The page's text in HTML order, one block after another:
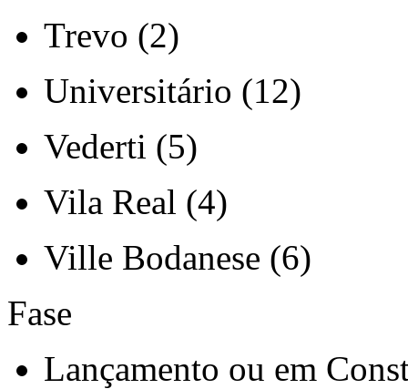
Trevo (2)
Universitário (12)
Vederti (5)
Vila Real (4)
Ville Bodanese (6)
Fase
Lançamento ou em